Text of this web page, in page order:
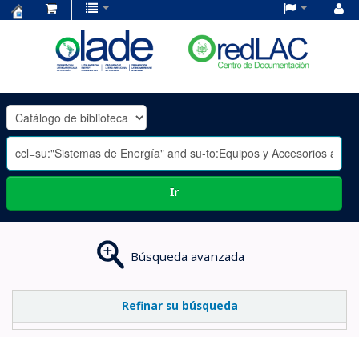
OLADE
-
Ir
Búsqueda avanzada
Refinar su búsqueda